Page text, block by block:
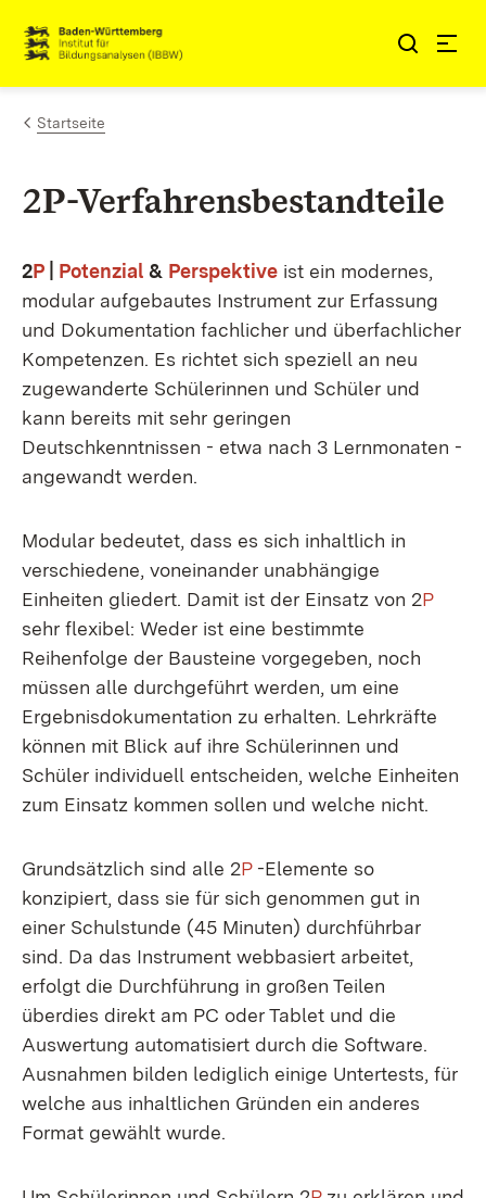
Zum Inhalt springen
Link zur Startseite
Startseite
2P-Verfahrensbestandteile
2P Potenzial & Perspektive ist ein modernes,
modular aufgebautes Instrument zur Erfassung
und Dokumentation fachlicher und überfachlicher
Kompetenzen. Es richtet sich speziell an neu
zugewanderte Schülerinnen und Schüler und
kann bereits mit sehr geringen
Deutschkenntnissen - etwa nach 3 Lernmonaten -
angewandt werden.
Modular bedeutet, dass es sich inhaltlich in
verschiedene, voneinander unabhängige
Einheiten gliedert. Damit ist der Einsatz von 2P
sehr flexibel: Weder ist eine bestimmte
Reihenfolge der Bausteine vorgegeben, noch
müssen alle durchgeführt werden, um eine
Ergebnisdokumentation zu erhalten. Lehrkräfte
können mit Blick auf ihre Schülerinnen und
Schüler individuell entscheiden, welche Einheiten
zum Einsatz kommen sollen und welche nicht.
Grundsätzlich sind alle 2P-Elemente so
konzipiert, dass sie für sich genommen gut in
einer Schulstunde (45 Minuten) durchführbar
sind. Da das Instrument webbasiert arbeitet,
erfolgt die Durchführung in großen Teilen
überdies direkt am PC oder Tablet und die
Auswertung automatisiert durch die Software.
Ausnahmen bilden lediglich einige Untertests, für
welche aus inhaltlichen Gründen ein anderes
Format gewählt wurde.